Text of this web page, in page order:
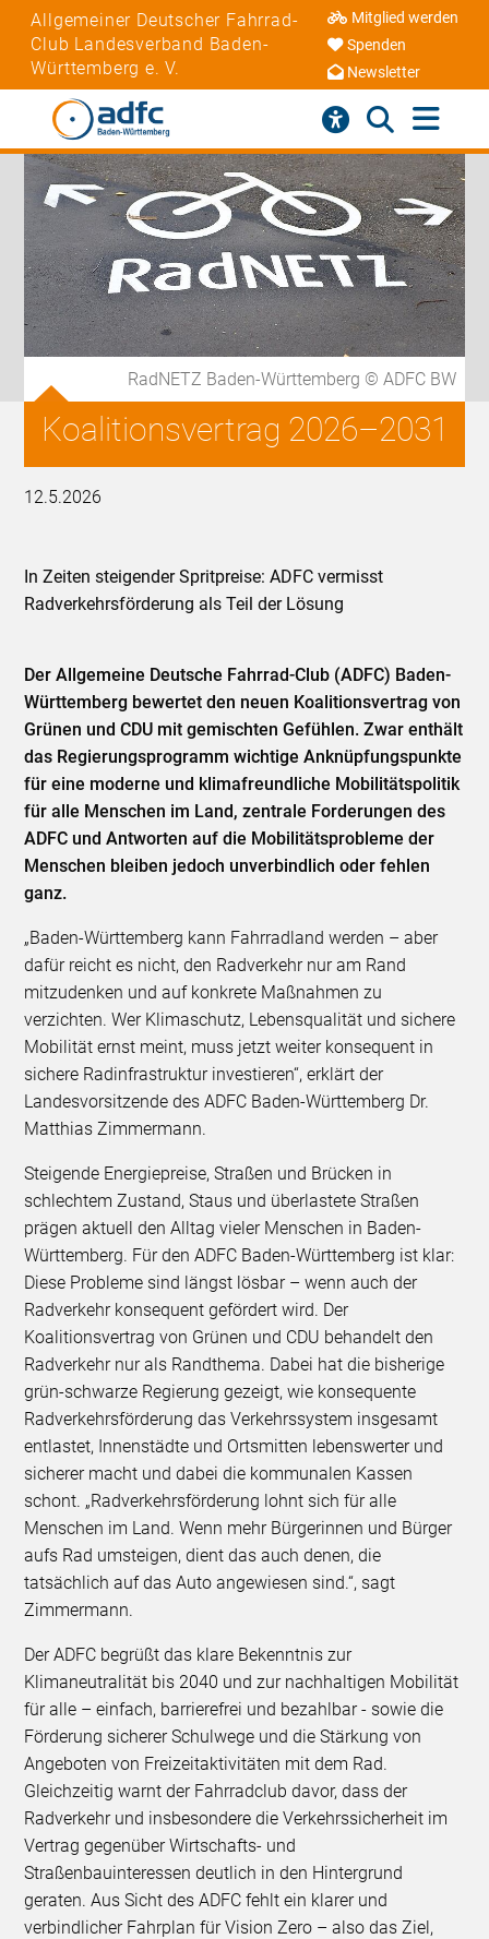
Allgemeiner Deutscher Fahrrad-
Club Landesverband Baden-
Württemberg e. V.
Mitglied werden
Spenden
Newsletter
RadNETZ Baden-Württemberg © ADFC BW
Koalitionsvertrag 2026–2031
12.5.2026
In Zeiten steigender Spritpreise: ADFC vermisst
Radverkehrsförderung als Teil der Lösung
Der Allgemeine Deutsche Fahrrad-Club (ADFC) Baden-
Württemberg bewertet den neuen Koalitionsvertrag von
Grünen und CDU mit gemischten Gefühlen. Zwar enthält
das Regierungsprogramm wichtige Anknüpfungspunkte
für eine moderne und klimafreundliche Mobilitätspolitik
für alle Menschen im Land, zentrale Forderungen des
ADFC und Antworten auf die Mobilitätsprobleme der
Menschen bleiben jedoch unverbindlich oder fehlen
ganz.
„Baden-Württemberg kann Fahrradland werden – aber
dafür reicht es nicht, den Radverkehr nur am Rand
mitzudenken und auf konkrete Maßnahmen zu
verzichten. Wer Klimaschutz, Lebensqualität und sichere
Mobilität ernst meint, muss jetzt weiter konsequent in
sichere Radinfrastruktur investieren“, erklärt der
Landesvorsitzende des ADFC Baden-Württemberg Dr.
Matthias Zimmermann.
Steigende Energiepreise, Straßen und Brücken in
schlechtem Zustand, Staus und überlastete Straßen
prägen aktuell den Alltag vieler Menschen in Baden-
Württemberg. Für den ADFC Baden-Württemberg ist klar:
Diese Probleme sind längst lösbar – wenn auch der
Radverkehr konsequent gefördert wird. Der
Koalitionsvertrag von Grünen und CDU behandelt den
Radverkehr nur als Randthema. Dabei hat die bisherige
grün-schwarze Regierung gezeigt, wie konsequente
Radverkehrsförderung das Verkehrssystem insgesamt
entlastet, Innenstädte und Ortsmitten lebenswerter und
sicherer macht und dabei die kommunalen Kassen
schont. „Radverkehrsförderung lohnt sich für alle
Menschen im Land. Wenn mehr Bürgerinnen und Bürger
aufs Rad umsteigen, dient das auch denen, die
tatsächlich auf das Auto angewiesen sind.“, sagt
Zimmermann.
Der ADFC begrüßt das klare Bekenntnis zur
Klimaneutralität bis 2040 und zur nachhaltigen Mobilität
für alle – einfach, barrierefrei und bezahlbar - sowie die
Förderung sicherer Schulwege und die Stärkung von
Angeboten von Freizeitaktivitäten mit dem Rad.
Gleichzeitig warnt der Fahrradclub davor, dass der
Radverkehr und insbesondere die Verkehrssicherheit im
Vertrag gegenüber Wirtschafts- und
Straßenbauinteressen deutlich in den Hintergrund
geraten. Aus Sicht des ADFC fehlt ein klarer und
verbindlicher Fahrplan für Vision Zero – also das Ziel,